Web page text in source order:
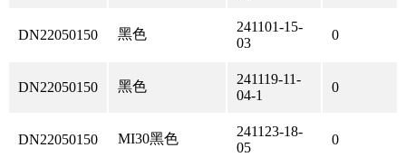
DN22050150 黑色
241101-15-
03
0
DN22050150 黑色
241119-11-
04-1
0
DN22050150 MI30黑色
241123-18-
05
0